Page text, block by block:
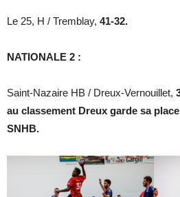
Le 25, H / Tremblay, 41-32.
NATIONALE 2 :
Saint-Nazaire HB / Dreux-Vernouillet,
au classement Dreux garde sa
SNHB.